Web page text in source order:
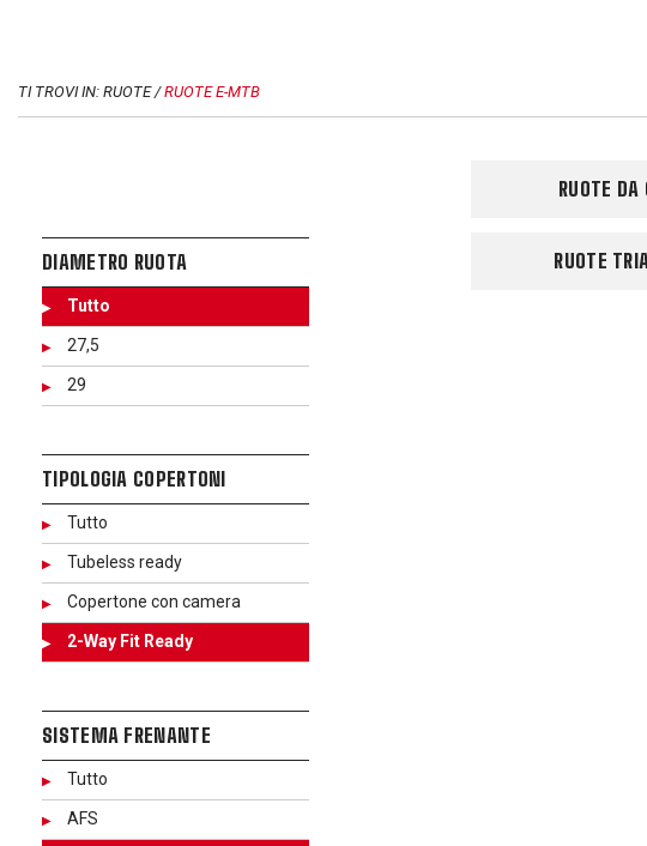
TI TROVI IN: RUOTE /RUOTE E-MTB
DIAMETRO RUOTA
Tutto
27,5
29
TIPOLOGIA COPERTONI
Tutto
Tubeless ready
Copertone con camera
2-Way Fit Ready
SISTEMA FRENANTE
Tutto
AFS
RUOTE DA
RUOTE